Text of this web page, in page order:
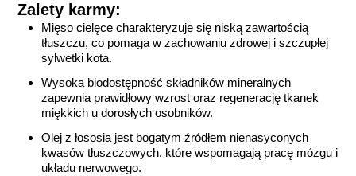
Zalety karmy:
Mięso cielęce charakteryzuje się niską zawartością
tłuszczu, co pomaga w zachowaniu zdrowej i szczupłej
sylwetki kota.
Wysoka biodostępność składników mineralnych
zapewnia prawidłowy wzrost oraz regenerację tkanek
miękkich u dorosłych osobników.
Olej z łososia jest bogatym źródłem nienasyconych
kwasów tłuszczowych, które wspomagają pracę mózgu i
układu nerwowego.